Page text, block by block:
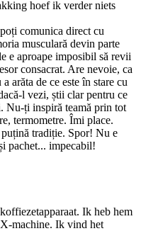
hoef ik verder niets
comunica direct cu
musculară devin parte
e aproape imposibil să revii
consacrat. Are nevoie, ca
arăta de ce este în stare cu
l vezi, știi clar pentru ce
Nu-ți inspiră teamă prin tot
termometre. Îmi place.
tradiție. Spor! Nu e
pachet... impecabil!
Ik heb hem
machine. Ik vind het